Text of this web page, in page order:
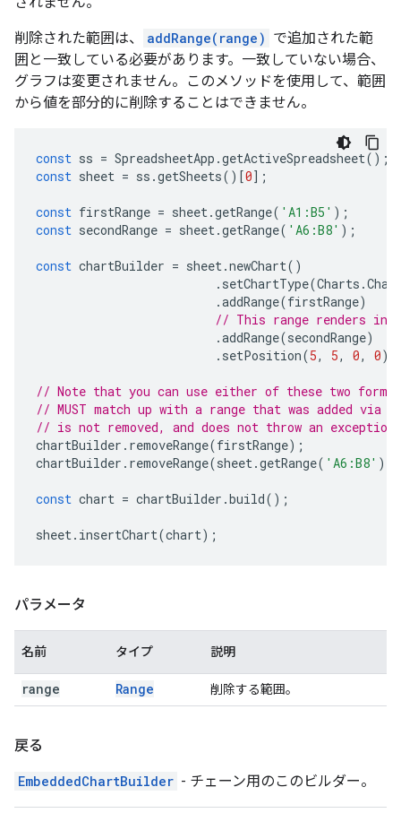
削除された範囲は、 addRange(range) で追加された範
囲と一致している必要があります。一致していない場合、
グラフは変更されません。このメソッドを使用して、範囲
から値を部分的に削除することはできません。
const ss = SpreadsheetApp .getActiveSpreadsheet();
const sheet = ss .getSheets()[0];
const firstRange = sheet.getRange( 'A1:B5' );
const secondRange = sheet.getRange( 'A6:B8' );
const chartBuilder = sheet.newChart()
. setChartType(Charts .
.addRange(firstRange)
// This range renders in
.addRange(secondRange)
. setPosition(5, 5, 0, 0);
// Note that you can use either of these two
// MUST match up with a range that was added via
// is not removed, and does not throw an exception
chartBuilder . removeRange(firstRange);
chartBuilder . removeRange(sheet.getRange( 'A6:B8' ));
const chart = chartBuilder .build();
sheet. insertChart(chart);
パラメータ
名前 タイプ 説明
range Range 削除する範囲。
戻る
EmbeddedChartBuilder - チェーン用のこのビルダー。